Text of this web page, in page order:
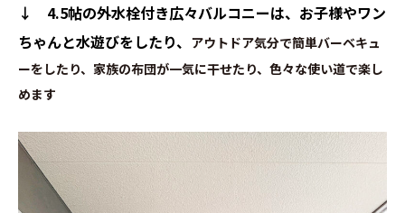
↓ 4.5帖の外水栓付き広々バルコニーは、お子様やワン
ちゃんと水遊びをしたり、 アウトドア気分で簡単バーベキュ
ーをしたり、家族の布団が一気に干せたり、色々な使い道で楽し
めます